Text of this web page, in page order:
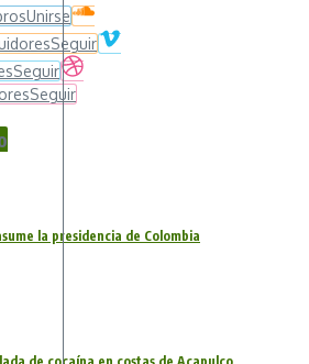
Unirse
Seguir
Seguir
Seguir
la presidencia de Colombia